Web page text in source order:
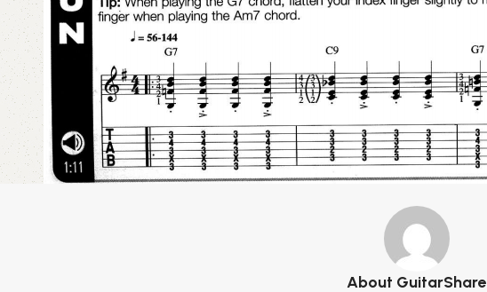
About GuitarShare